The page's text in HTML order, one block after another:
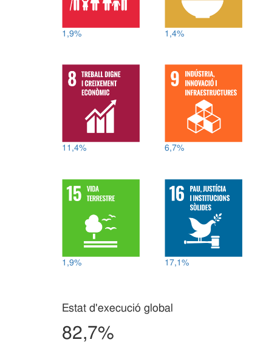
1,9% 1,4%
11,4% 6,7%
1,9% 17,1%
Estat d'execució global
82,7%